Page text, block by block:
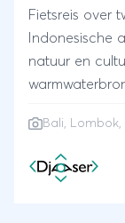
Fietsreis over
Indonesische archipel Mooie
natuur en cultuur Bezoek
warmwaterbronnen
Bali, Lombok,